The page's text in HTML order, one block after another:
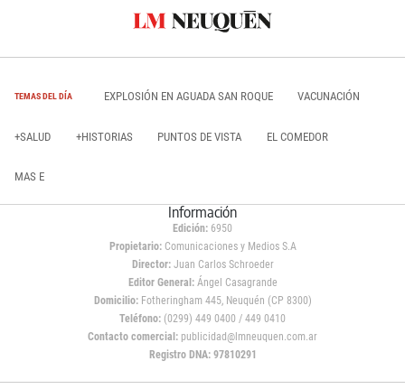
TEMAS DEL DÍA EXPLOSIÓN EN AGUADA SAN ROQUE VACUNACIÓN
+SALUD +HISTORIAS PUNTOS DE VISTA EL COMEDOR
MAS E
Información
Edición: 6950
Propietario:Comunicaciones y Medios S.A
Director: Juan Carlos Schroeder
Editor General:Ángel Casagrande
Domicilio:Fotheringham 445, Neuquén (CP 8300)
Teléfono: (0299) 449 0400 / 449 0410
Contacto comercial: publicidad@lmneuquen.com.ar
Registro DNA: 97810291